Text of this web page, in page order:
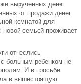
вырученных денег
от продажи денег
комнатой для
семьей проживает
отнеслись
больным ребенком не
И в просьбе
в вышестоящую